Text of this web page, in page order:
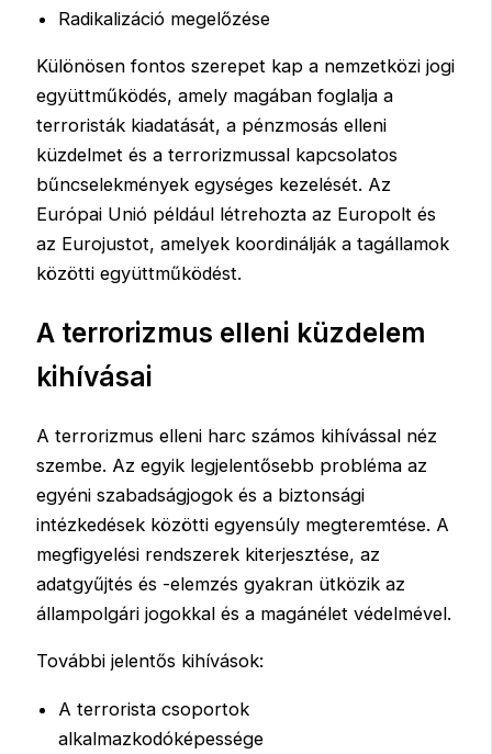
Radikalizáció megelőzése
Különösen fontos szerepet kap a nemzetközi jogi
együttműködés, amely magában foglalja a
terroristák kiadatását, a pénzmosás elleni
küzdelmet és a terrorizmussal kapcsolatos
bűncselekmények egységes kezelését. Az
Európai Unió például létrehozta az Europolt és
az Eurojustot, amelyek koordinálják a tagállamok
közötti együttműködést.
A terrorizmus elleni küzdelem
kihívásai
A terrorizmus elleni harc számos kihívással néz
szembe. Az egyik legjelentősebb probléma az
egyéni szabadságjogok és a biztonsági
intézkedések közötti egyensúly megteremtése. A
megfigyelési rendszerek kiterjesztése, az
adatgyűjtés és -elemzés gyakran ütközik az
állampolgári jogokkal és a magánélet védelmével.
További jelentős kihívások:
A terrorista csoportok
alkalmazkodóképessége